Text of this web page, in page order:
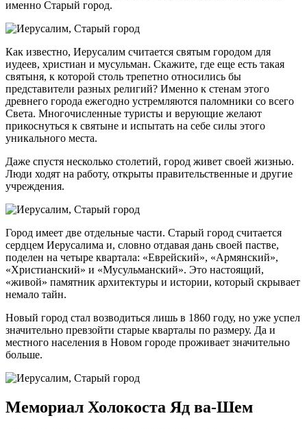
именно Старый город.
Как известно, Иерусалим считается святым городом для
иудеев, христиан и мусульман. Скажите, где еще есть такая
святыня, к которой столь трепетно относились бы
представители разных религий? Именно к стенам этого
древнего города ежегодно устремляются паломники со всего
Света. Многочисленные туристы и верующие желают
прикоснуться к святыне и испытать на себе силы этого
уникального места.
Даже спустя несколько столетий, город живет своей жизнью.
Люди ходят на работу, открыты правительственные и другие
учреждения.
Город имеет две отдельные части. Старый город считается
сердцем Иерусалима и, словно отдавая дань своей пастве,
поделен на четыре квартала: «Еврейский», «Армянский»,
«Христианский» и «Мусульманский». Это настоящий,
«живой» памятник архитектуры и истории, который скрывает
немало тайн.
Новый город стал возводиться лишь в 1860 году, но уже успел
значительно превзойти старые кварталы по размеру. Да и
местного населения в Новом городе проживает значительно
больше.
Мемориал Холокоста Яд ва-Шем